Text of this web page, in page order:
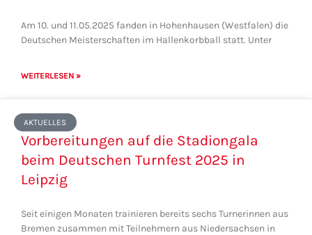
Am 10. und 11.05.2025 fanden in Hohenhausen (Westfalen) die
Deutschen Meisterschaften im Hallenkorbball statt. Unter
WEITERLESEN »
AKTUELLES
Vorbereitungen auf die Stadiongala
beim Deutschen Turnfest 2025 in
Leipzig
Seit einigen Monaten trainieren bereits sechs Turnerinnen aus
Bremen zusammen mit Teilnehmern aus Niedersachsen in